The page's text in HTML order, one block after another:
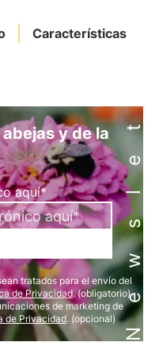
CaracterísticasNewsletter
y de la
aquí*
tratados para el envío del
de Privacidad. (obligatorio)
de marketing de
de Privacidad. (opcional)